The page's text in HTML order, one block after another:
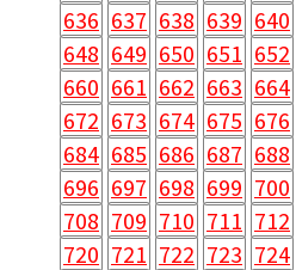
636 637 638 639 640
648 649 650 651 652
660 661 662 663 664
672 673 674 675 676
684 685 686 687 688
696 697 698 699 700
708 709 710 711 712
720 721 722 723 724